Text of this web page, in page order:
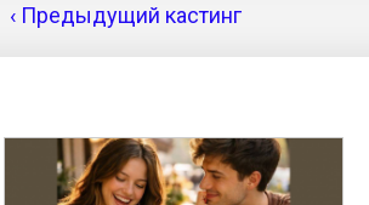
‹ Предыдущий кастинг